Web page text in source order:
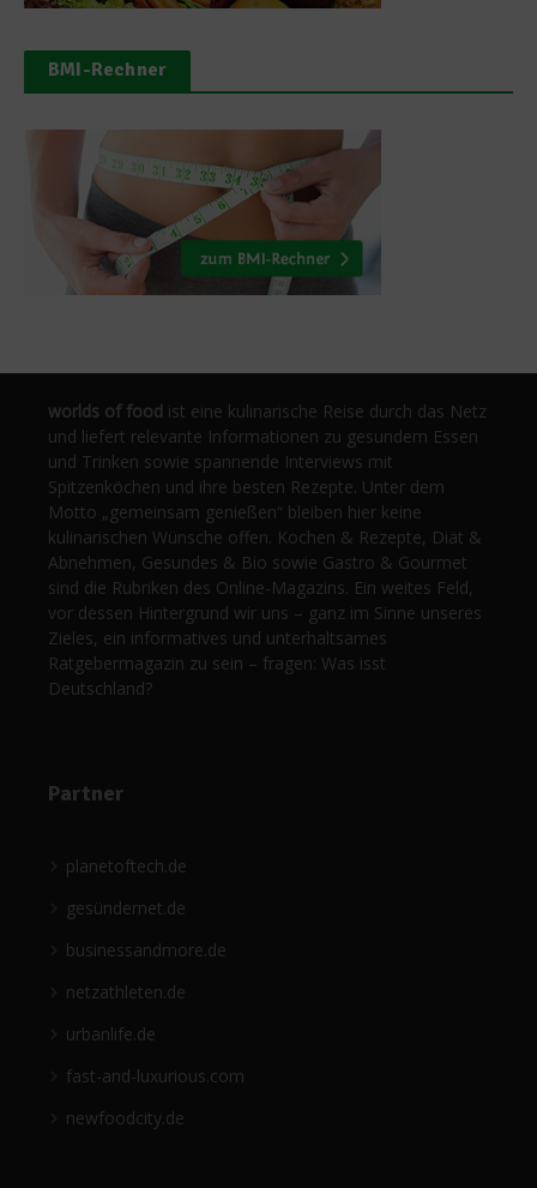
BMI-Rechner
worlds of food ist eine kulinarische Reise durch das Netz
und liefert relevante Informationen zu gesundem Essen
und Trinken sowie spannende Interviews mit
Spitzenköchen und ihre besten Rezepte. Unter dem
Motto „gemeinsam genießen“ bleiben hier keine
kulinarischen Wünsche offen. Kochen & Rezepte, Diät &
Abnehmen, Gesundes & Bio sowie Gastro & Gourmet
sind die Rubriken des Online-Magazins. Ein weites Feld,
vor dessen Hintergrund wir uns – ganz im Sinne unseres
Zieles, ein informatives und unterhaltsames
Ratgebermagazin zu sein – fragen: Was isst
Deutschland?
Partner
planetoftech.de
gesündernet.de
businessandmore.de
netzathleten.de
urbanlife.de
fast-and-luxurious.com
newfoodcity.de